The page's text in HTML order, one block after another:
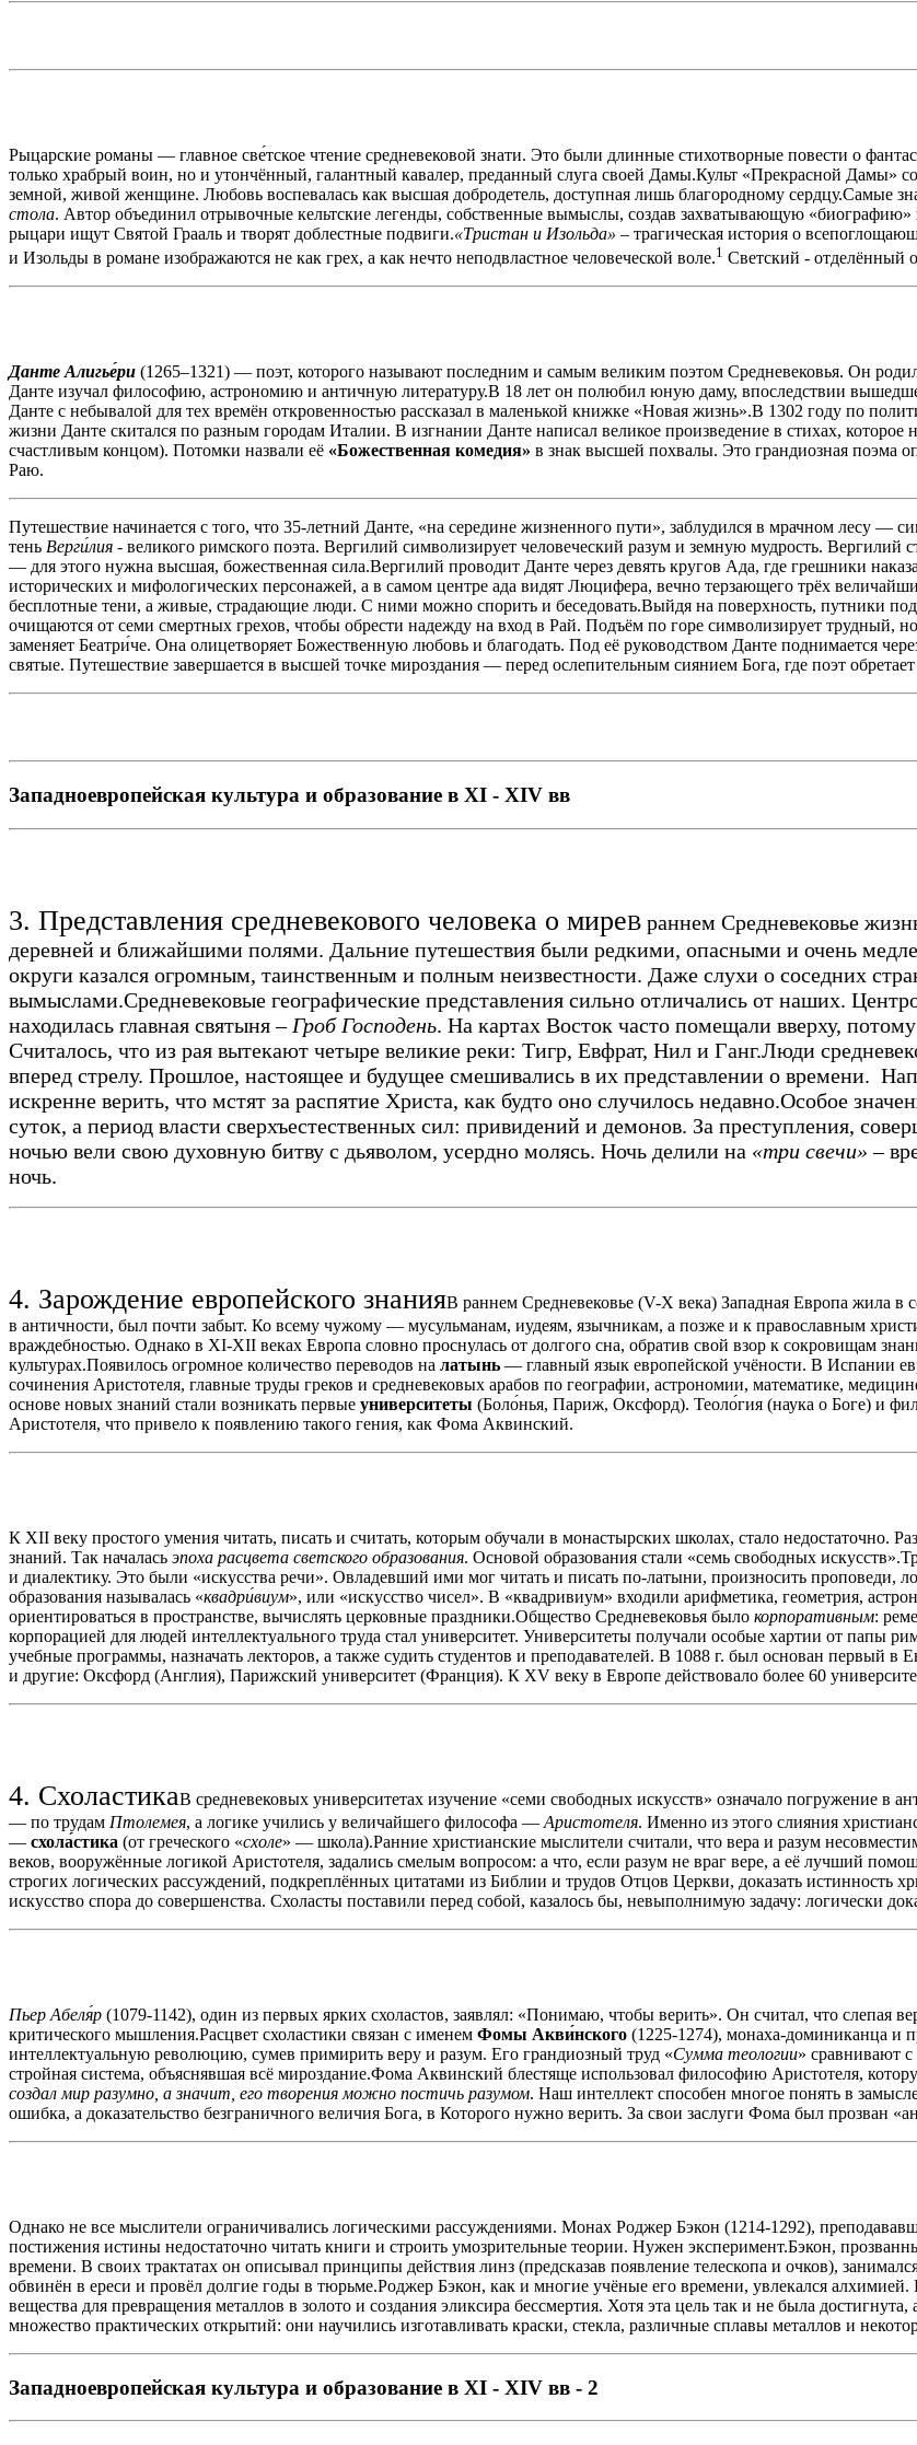
Рыцарские романы — главное све́тское чтение средневековой знати. Это были длинные стихотворные повести о
только храбрый воин, но и утончённый, галантный кавалер, преданный слуга своей Дамы.Культ «Прекрасной Дамы»
земной, живой женщине. Любовь воспевалась как высшая добродетель, доступная лишь благородному сердцу.Самые
стола. Автор объединил отрывочные кельтские легенды, собственные вымыслы, создав захватывающую «биографию»
рыцари ищут Святой Грааль и творят доблестные подвиги.«Тристан и Изольда» – трагическая история о
и Изольды в романе изображаются не как грех, а как нечто неподвластное человеческой воле.1 Светский - отделённый
Данте Алигье́ри (1265–1321) — поэт, которого называют последним и самым великим поэтом Средневековья. Он
Данте изучал философию, астрономию и античную литературу.В 18 лет он полюбил юную даму, впоследствии
Данте с небывалой для тех вре­мён откровенностью рассказал в маленькой книжке «Новая жизнь».В 1302 году по
жизни Данте скитался по разным городам Италии. В изгнании Данте написал великое про­изведение в стихах, которое
счастливым концом). По­томки назвали её «Божественная коме­дия» в знак высшей похвалы. Это грандиозная поэма
Раю.
Путешествие начинается с того, что 35-летний Данте, «на середине жизненного пути», заблудился в мрачном лесу —
тень Верги́лия - великого римского поэта. Вергилий символизирует человеческий разум и земную мудрость.
— для этого нужна высшая, божественная сила.Вергилий проводит Данте через девять кругов Ада, где грешники
исторических и мифологических персонажей, а в самом центре ада видят Люцифера, вечно терзающего трёх
бесплотные тени, а живые, страдающие люди. С ними можно спорить и беседовать.Выйдя на поверхность, путники
очищаются от семи смертных грехов, чтобы обрести надежду на вход в Рай. Подъём по горе символизирует трудный,
заменяет Беатри́че. Она олицетворяет Божественную любовь и благодать. Под её руководством Данте поднимается
святые. Путешествие завершается в высшей точке мироздания — перед ослепительным сиянием Бога, где поэт
Западноевропейская культура и образование в XI - XIV вв
3. Представления средневекового человека о миреВ раннем Средневековье
деревней и ближайшими полями. Дальние путешествия были редкими, опасными и очень
округи казался огромным, таинственным и полным неизвестности. Даже слухи о соседних
вымыслами.Средневековые географические представления сильно отличались от наших.
находилась главная святыня – Гроб Господень. На картах Восток часто помещали вверху,
Считалось, что из рая вытекают четыре великие реки: Тигр, Евфрат, Нил и Ганг.Люди
вперед стрелу. Прошлое, настоящее и будущее смешивались в их представлении о времени.
искренне верить, что мстят за распятие Христа, как будто оно случилось недавно.Особое
суток, а период власти сверхъестественных сил: привидений и демонов. За преступления,
ночью вели свою духовную битву с дьяволом, усердно молясь. Ночь делили на «три свечи» –
ночь.
4. Зарождение европейского знанияВ раннем Средневековье (V-X века) Западная Европа жила в
в античности, был почти забыт. Ко всему чужому — мусульманам, иудеям, язычникам, а позже и к православным
враждебностью. Однако в XI-XII веках Европа словно проснулась от долгого сна, обратив свой взор к сокровищам
культурах.Появилось огромное количество переводов на латынь — главный язык европейской учёности. В Испании
сочинения Аристотеля, главные труды греков и средневековых арабов по географии, аст­рономии, математике,
основе новых знаний стали возникать первые университеты (Боло́нья, Париж, Оксфорд). Теоло́гия (наука о Боге) и
Аристотеля, что привело к появлению такого гения, как Фома Аквинский.
К XII веку простого умения читать, писать и считать, которым обучали в монастырских школах, стало недостаточно.
знаний. Так началась эпоха расцвета светского образования. Основой образования стали «семь свободных
и диалектику. Это были «искусства речи». Овладевший ими мог читать и писать по-латыни, произносить проповеди,
образования называлась «квадри́виум», или «искусство чисел». В «квадривиум» входили арифметика, геометрия,
ориентироваться в пространстве, вычислять церковные праздники.Общество Средневековья было корпоративным:
корпорацией для людей интеллектуального труда стал университет. Университеты получали особые хартии от папы
учебные программы, назначать лекторов, а также судить студентов и преподавателей. В 1088 г. был основан первый в
и другие: Оксфорд (Англия), Парижский университет (Франция). К XV веку в Европе действовало более 60
4. СхоластикаВ средневековых университетах изучение «семи свободных искусств» означало погружение в
— по трудам Птолемея, а логике учились у величайшего философа — Аристотеля. Именно из этого слияния
— схола́стика (от греческого «схоле» — школа).Ранние христианские мыслители считали, что вера и разум
веков, вооружённые логикой Аристотеля, задались смелым вопросом: а что, если разум не враг вере, а её лучший
строгих логических рассуждений, подкреплённых цитатами из Библии и трудов Отцов Церкви, доказать истинность
искусство спора до совершенства. Схоласты поставили перед собой, казалось бы, невыполнимую задачу: логически
Пьер Абеля́р (1079-1142), один из первых ярких схоластов, заявлял: «Понимаю, чтобы верить». Он считал, что слепая
критического мышления.Расцвет схоластики связан с именем Фомы Акви́нского (1225-1274), монаха-доминиканца и
интеллектуальную революцию, сумев примирить веру и разум. Его грандиозный труд «Сумма теологии» сравнивают
стройная система, объяснявшая всё мироздание.Фома Аквинский блестяще использовал философию Аристотеля,
создал мир разумно, а значит, его творения можно постичь разумом. Наш интеллект способен многое понять в
ошибка, а доказательство безграничного величия Бога, в Которого нужно верить. За свои заслуги Фома был прозван
Однако не все мыслители ограничивались логическими рассуждениями. Монах Роджер Бэкон (1214-1292),
постижения истины недостаточно читать книги и строить умозрительные теории. Нужен эксперимент.Бэкон,
времени. В своих трактатах он описывал принципы действия линз (предсказав появление телескопа и очков),
обвинён в ереси и провёл долгие годы в тюрьме.Роджер Бэкон, как и многие учёные его времени, увлекался
вещества для превращения металлов в золото и создания эликсира бессмертия. Хотя эта цель так и не была
множество практических открытий: они научились изготавливать краски, стекла, различные сплавы металлов и
Западноевропейская культура и образование в XI - XIV вв - 2